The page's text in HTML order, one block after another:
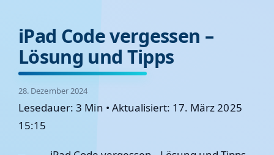
iPad Code vergessen –
Lösung und Tipps
28. Dezember 2024
Lesedauer: 3 Min • Aktualisiert: 17. März 2025
15:15